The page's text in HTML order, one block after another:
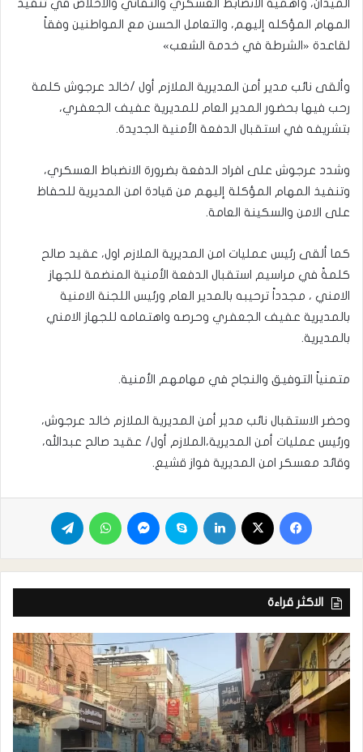
الميدان، وأهمية الانضابط العسكري والتفاني والاخلاص في تنفيذ
المهام المؤكله إليهم، والتعامل الحسن مع المواطنين وفقاً
لقاعدة «الشرطة في خدمة الشعب»
وألقى نائب مدير أمن المديرية الملازم أول /خالد عرجوش كلمة
رحب فيها بحضور المدير العام للمديرية عفيف الجعفري،
بتشريفه في استقبال الدفعة الأمنية الجديدة.
وشدد عرجوش على افراد الدفعة بضرورة الانضباط العسكري،
وتنفيذ المهام المؤكلة إليهم من قيادة امن المديرية للحفاظ
على الامن والسكينة العامة.
كما ألقى رئيس عمليات امن المديرية الملازم اول، عقيد صالح
كلمةً في مراسيم استقبال الدفعة الأمنية المنضمة للجهاز
الامني ، مجدداً ترحيبه بالمدير العام ورئيس اللجنة الامنية
بالمديرية عفيف الجعفري وحرصه واهتمامه للجهاز الامني
بالمديرية.
متمنياً التوفيق والنجاح في مهامهم الأمنية.
وحضر الاستقبال نائب مدير أمن المديرية الملازم خالد عرجوش،
ورئيس عمليات أمن المديرية،الملازم أول/ عقيد صالح عبدالله،
وقائد معسكر امن المديرية فواز قشيع.
الاكثر قراءة